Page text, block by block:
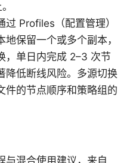
Profiles（配置管理）
保留一个或多个副本，
，单日内完成 2–3 次节
降低断线风险。多源切换
件的节点顺序和策略组的